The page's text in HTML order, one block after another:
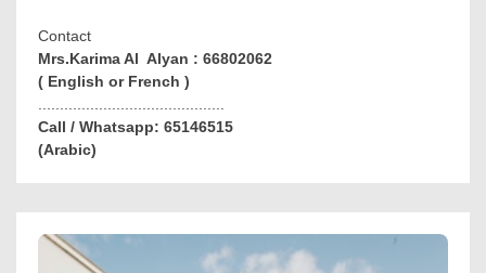
Contact
Mrs.Karima Al Alyan : 66802062
( English or French )
Call / Whatsapp: 65146515
(Arabic)